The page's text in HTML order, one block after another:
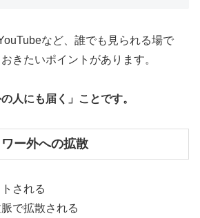
など、誰でも見られる場で
きたいポイントがあります。
の人にも届く」ことです。
ー外への拡散
される
で拡散される